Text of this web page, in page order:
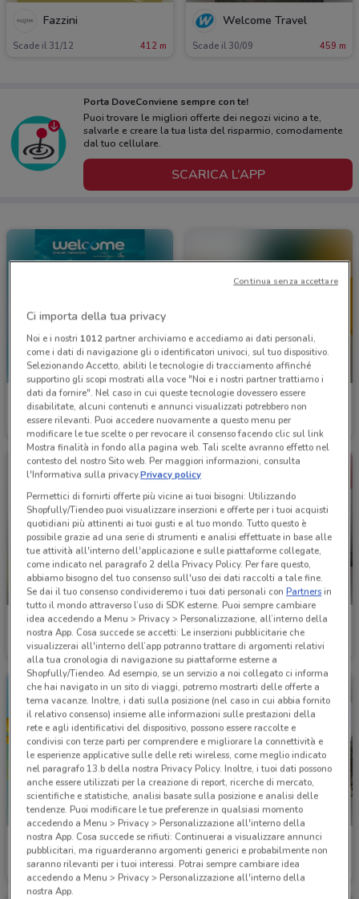
Fazzini
Scade il 31/12 412 m
Welcome Travel
Scade il 30/09 459 m
Porta DoveConviene sempre con te!
Puoi trovare le migliori offerte dei negozi vicino a te,
salvarle e creare la tua lista del risparmio, comodamente
dal tuo cellulare.
SCARICA L’APP
Welcome Travel
Scade il 30/09 459 m
NUOVO
Kena Mobile
Scade il 02/09 629 m
-2 GIORNI
Sidis
Scade sabato 4.3 km
Kocca
Scade il 31/08 5.4 km
Naïma
Scade il 30/08 6.3 km
Conbipel
Scade il 22/09
Ci importa della tua privacy
Noi e i nostri 1012partner archiviamo e accediamo ai dati personali,
come i dati di navigazione gli o identificatori univoci, sul tuo dispositivo.
Selezionando Accetto, abiliti le tecnologie di tracciamento affinché
supportino gli scopi mostrati alla voce "Noi e i nostri partner trattiamo i
dati da fornire". Nel caso in cui queste tecnologie dovessero essere
disabilitate, alcuni contenuti e annunci visualizzati potrebbero non
essere rilevanti. Puoi accedere nuovamente a questo menu per
modificare le tue scelte o per revocare il consenso facendo clic sul link
Mostra finalità in fondo alla pagina web. Tali scelte avranno effetto nel
contesto del nostro Sito web. Per maggiori informazioni, consulta
l'Informativa sulla privacy.Privacy policy
Permettici di fornirti offerte più vicine ai tuoi bisogni: Utilizzando
Shopfully/Tiendeo puoi visualizzare inserzioni e offerte per i tuoi acquisti
quotidiani più attinenti ai tuoi gusti e al tuo mondo. Tutto questo è
possibile grazie ad una serie di strumenti e analisi effettuate in base alle
tue attività all'interno dell'applicazione e sulle piattaforme collegate,
come indicato nel paragrafo 2 della Privacy Policy. Per fare questo,
abbiamo bisogno del tuo consenso sull'uso dei dati raccolti a tale fine.
Se dai il tuo consenso condivideremo i tuoi dati personali conPartnersin
tutto il mondo attraverso l’uso di SDK esterne. Puoi sempre cambiare
idea accedendo a Menu > Privacy > Personalizzazione, all’interno della
nostra App. Cosa succede se accetti: Le inserzioni pubblicitarie che
visualizzerai all'interno dell’app potranno trattare di argomenti relativi
alla tua cronologia di navigazione su piattaforme esterne a
Shopfully/Tiendeo. Ad esempio, se un servizio a noi collegato ci informa
che hai navigato in un sito di viaggi, potremo mostrarti delle offerte a
tema vacanze. Inoltre, i dati sulla posizione (nel caso in cui abbia fornito
il relativo consenso) insieme alle informazioni sulle prestazioni della
rete e agli identificativi del dispositivo, possono essere raccolte e
condivisi con terze parti per comprendere e migliorare la connettività e
le esperienze applicative sulle delle reti wireless, come meglio indicato
nel paragrafo 13.b della nostra Privacy Policy. Inoltre, i tuoi dati possono
anche essere utilizzati per la creazione di report, ricerche di mercato,
scientifiche e statistiche, analisi basate sulla posizione e analisi delle
tendenze. Puoi modificare le tue preferenze in qualsiasi momento
accedendo a Menu > Privacy > Personalizzazione all'interno della
nostra App. Cosa succede se rifiuti: Continuerai a visualizzare annunci
pubblicitari, ma riguarderanno argomenti generici e probabilmente non
saranno rilevanti per i tuoi interessi. Potrai sempre cambiare idea
accedendo a Menu > Privacy > Personalizzazione all'interno della
nostra App.
Continua senza accettare